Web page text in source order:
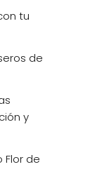
tu
de
y
Flor de